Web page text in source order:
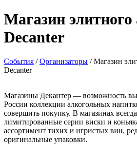
Магазин элитного
Decanter
События /Организаторы /Магазин
Decanter
Магазины Декантер — возможность
России коллекции алкогольных
совершить покупку. В магазинах
лимитированные серии виски и
ассортимент тихих и игристых вин,
оригинальные упаковки.